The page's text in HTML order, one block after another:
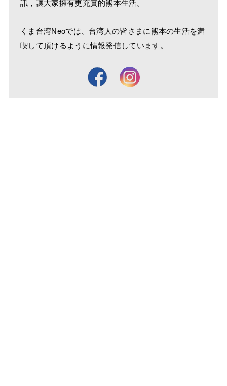
訊，讓大家擁有更充實的熊本生活。
くま台湾Neoでは、台湾人の皆さまに熊本の生活を満
喫して頂けるように情報発信しています。